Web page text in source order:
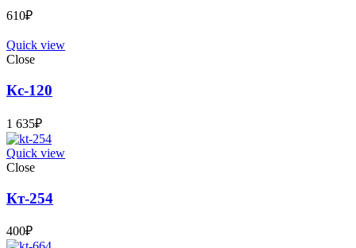
610₽
Quick view
Close
Кс-120
1 635₽
Quick view
Close
Кт-254
400₽